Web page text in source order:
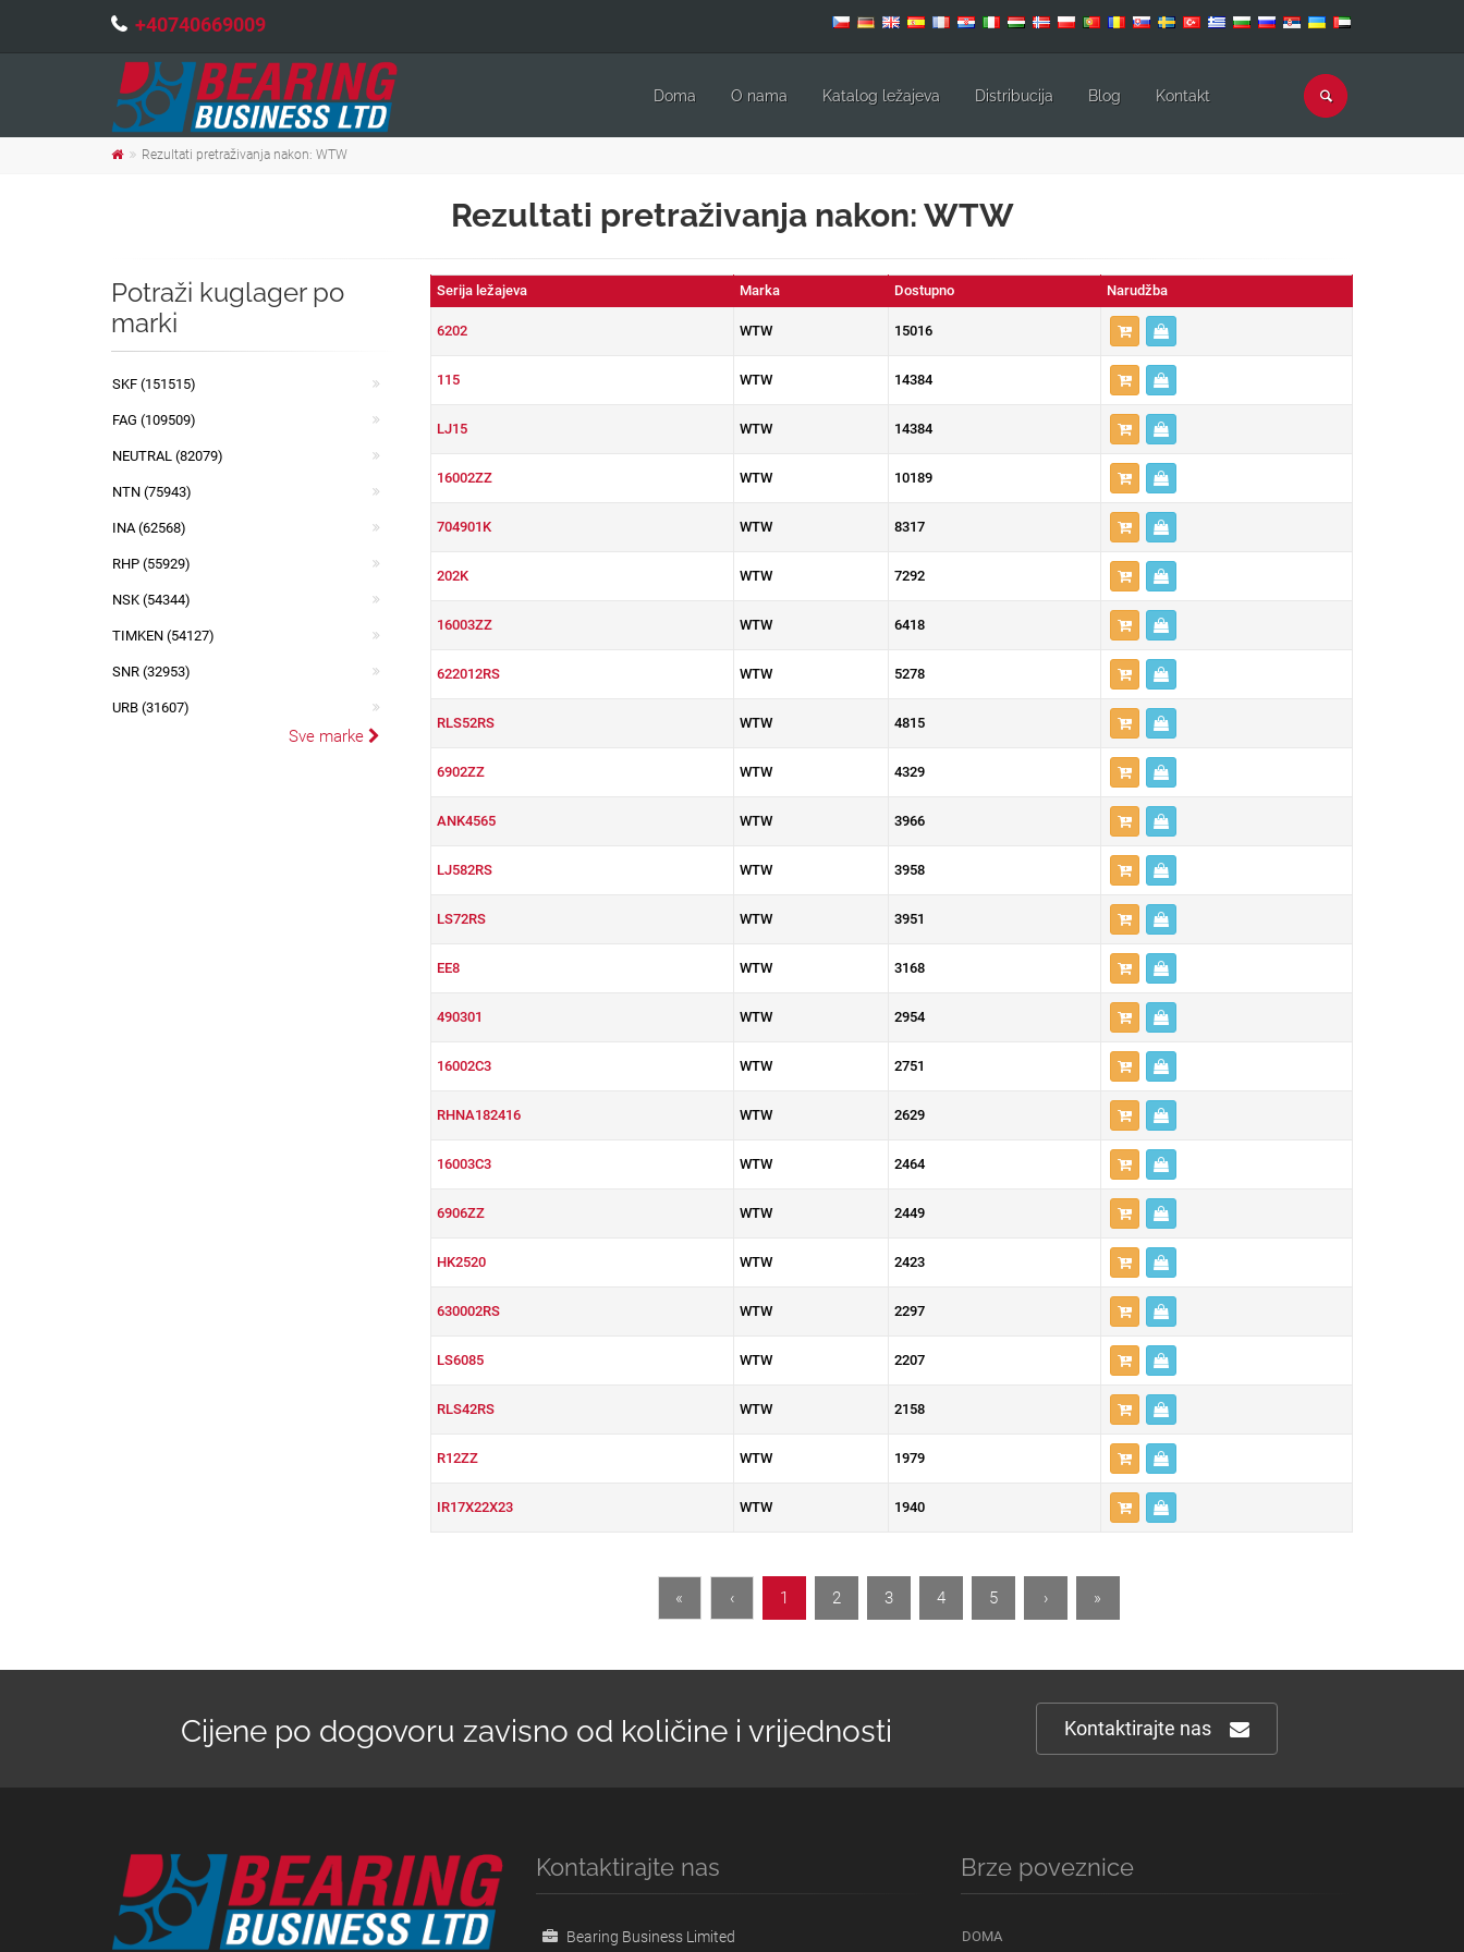
+40740669009
Doma O nama Katalog ležajeva Distribucija Blog Kontakt
Rezultati pretraživanja nakon: WTW
Rezultati pretraživanja nakon: WTW
Serija ležajeva Marka Dostupno Narudžba
6202 WTW 15016
115 WTW 14384
LJ15 WTW 14384
16002ZZ WTW 10189
704901K WTW 8317
202K WTW 7292
16003ZZ WTW 6418
622012RS WTW 5278
RLS52RS WTW 4815
6902ZZ WTW 4329
ANK4565 WTW 3966
LJ582RS WTW 3958
LS72RS WTW 3951
EE8 WTW 3168
490301 WTW 2954
16002C3 WTW 2751
RHNA182416 WTW 2629
16003C3 WTW 2464
6906ZZ WTW 2449
HK2520 WTW 2423
630002RS WTW 2297
LS6085 WTW 2207
RLS42RS WTW 2158
R12ZZ WTW 1979
IR17X22X23 WTW 1940
« ‹ 1 2 3 4 5 › »
Potraži kuglager po
marki
SKF (151515)
FAG (109509)
NEUTRAL (82079)
NTN (75943)
INA (62568)
RHP (55929)
NSK (54344)
TIMKEN (54127)
SNR (32953)
URB (31607)
Sve marke
Cijene po dogovoru zavisno od količine i vrijednosti Kontaktirajte nas
Kontaktirajte nas
Bearing Business Limited
Brze poveznice
DOMA